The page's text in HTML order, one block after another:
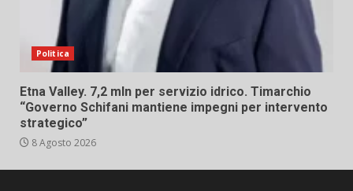
Politica
Etna Valley. 7,2 mln per servizio idrico. Timarchio
“Governo Schifani mantiene impegni per intervento
strategico”
8 Agosto 2026